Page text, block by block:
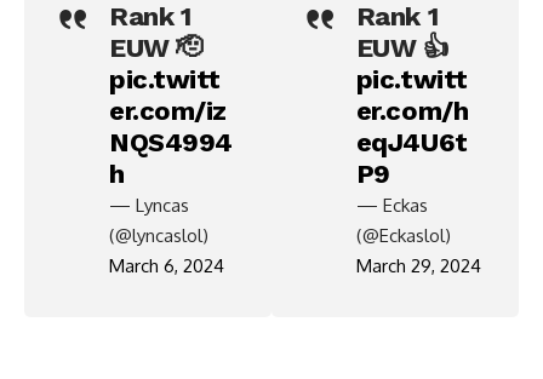
Rank 1
EUW 🫡
pic.twitt
er.com/iz
NQS4994
h
— Lyncas
(@lyncaslol)
March 6, 2024
Rank 1
EUW 👍
pic.twitt
er.com/h
eqJ4U6t
P9
— Eckas
(@Eckaslol)
March 29, 2024